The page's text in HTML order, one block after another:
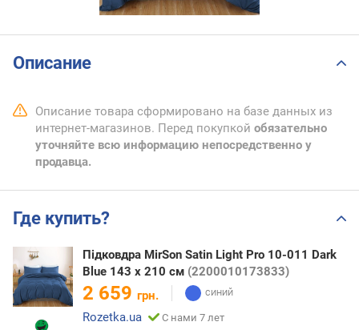
Описание
Описание товара сформировано на базе данных из
интернет-магазинов. Перед покупкой обязательно
уточняйте всю информацию непосредственно у
продавца.
Где купить?
Підковдра MirSon Satin Light Pro 10-011 Dark
Blue 143 x 210 см (2200010173833)
2 659 грн.
Rozetka.ua
С нами 7 лет